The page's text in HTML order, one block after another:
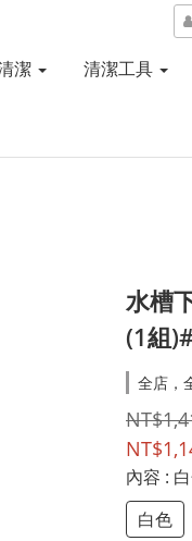
潔 清潔工具
水槽
(1組
全店，
內容 :
白色